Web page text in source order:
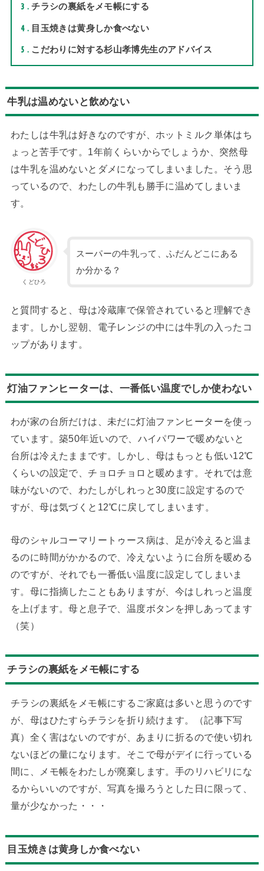
3 チラシの裏紙をメモ帳にする
4 目玉焼きは黄身しか食べない
5 こだわりに対する杉山孝博先生のアドバイス
牛乳は温めないと飲めない
わたしは牛乳は好きなのですが、ホットミルク単体はち
ょっと苦手です。1年前くらいからでしょうか、突然母
は牛乳を温めないとダメになってしまいました。そう思
っているので、わたしの牛乳も勝手に温めてしまいま
す。
くどひろ
スーパーの牛乳って、ふだんどこにある
か分かる？
と質問すると、母は冷蔵庫で保管されていると理解でき
ます。しかし翌朝、電子レンジの中には牛乳の入ったコ
ップがあります。
灯油ファンヒーターは、一番低い温度でしか使わない
わが家の台所だけは、未だに灯油ファンヒーターを使っ
ています。築50年近いので、ハイパワーで暖めないと
台所は冷えたままです。しかし、母はもっとも低い12℃
くらいの設定で、チョロチョロと暖めます。それでは意
味がないので、わたしがしれっと30度に設定するので
すが、母は気づくと12℃に戻してしまいます。
母のシャルコーマリートゥース病は、足が冷えると温ま
るのに時間がかかるので、冷えないように台所を暖める
のですが、それでも一番低い温度に設定してしまいま
す。母に指摘したこともありますが、今はしれっと温度
を上げます。母と息子で、温度ボタンを押しあってます
（笑）
チラシの裏紙をメモ帳にする
チラシの裏紙をメモ帳にするご家庭は多いと思うのです
が、母はひたすらチラシを折り続けます。（記事下写
真）全く害はないのですが、あまりに折るので使い切れ
ないほどの量になります。そこで母がデイに行っている
間に、メモ帳をわたしが廃棄します。手のリハビリにな
るからいいのですが、写真を撮ろうとした日に限って、
量が少なかった・・・
目玉焼きは黄身しか食べない